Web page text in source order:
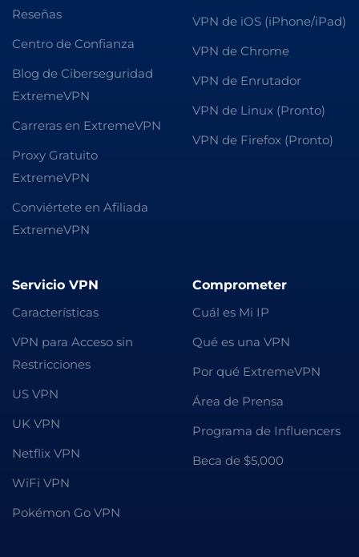
Reseñas
Centro de Confianza
Blog de Ciberseguridad
ExtremeVPN
Carreras en ExtremeVPN
Proxy Gratuito
ExtremeVPN
Conviértete en Afiliada
ExtremeVPN
VPN de iOS (iPhone/iPad)
VPN de Chrome
VPN de Enrutador
VPN de Linux (Pronto)
VPN de Firefox (Pronto)
Servicio VPN
Características
VPN para Acceso sin
Restricciones
US VPN
UK VPN
Netflix VPN
WiFi VPN
Pokémon Go VPN
Comprometer
Cuál es Mi IP
Qué es una VPN
Por qué ExtremeVPN
Área de Prensa
Programa de Influencers
Beca de $5,000